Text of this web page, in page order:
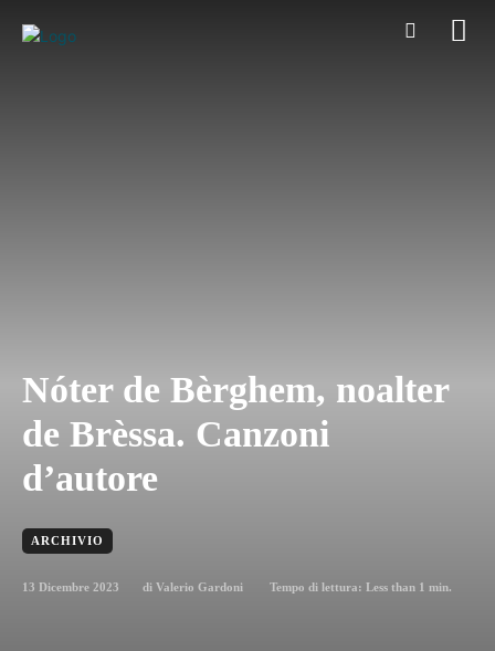
Nóter de Bèrghem, noalter
de Brèssa. Canzoni
d’autore
ARCHIVIO
13 Dicembre 2023 di Valerio Gardoni Tempo di lettura: Less than 1 min.